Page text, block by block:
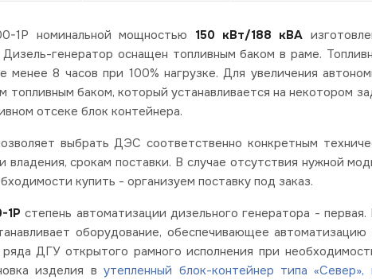
1Р номинальной мощностью 150 кВт/188 кВА
генератор оснащен топливным баком в раме.
менее 8 часов при 100% нагрузке. Для увеличения
баком, который устанавливается на некотором
отсеке блок контейнера.
выбрать ДЭС соответственно конкретным
владения, срокам поставки. В случае отсутствия нужной
купить - организуем поставку под заказ.
1Р степень автоматизации дизельного генератора - первая.
оборудование, обеспечивающее
ДГУ открытого рамного исполнения при
изделия вутепленный блок-контейнер типа «Север»,